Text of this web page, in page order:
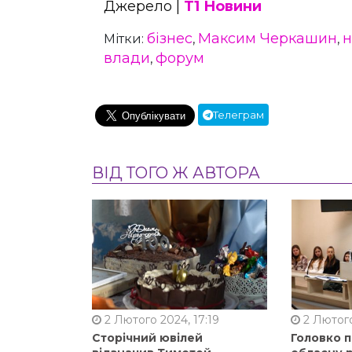
Джерело | Т1 Новини
Мітки: бізнес, Максим Черкашин,
влади, форум
Телеграм
ВІД ТОГО Ж АВТОРА
2 Лютого 2024, 17:19
Сторічний ювілей
2
Головко